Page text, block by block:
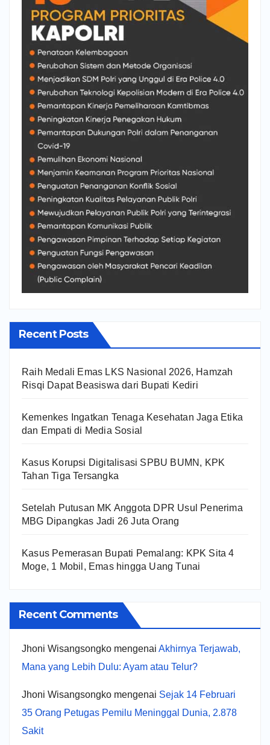
Recent Posts
Raih Medali Emas LKS Nasional 2026, Hamzah
Risqi Dapat Beasiswa dari Bupati Kediri
Kemenkes Ingatkan Tenaga Kesehatan Jaga Etika
dan Empati di Media Sosial
Kasus Korupsi Digitalisasi SPBU BUMN, KPK
Tahan Tiga Tersangka
Setelah Putusan MK Anggota DPR Usul Penerima
MBG Dipangkas Jadi 26 Juta Orang
Kasus Pemerasan Bupati Pemalang: KPK Sita 4
Moge, 1 Mobil, Emas hingga Uang Tunai
Recent Comments
Jhoni Wisangsongko mengenai Akhirnya Terjawab,
Mana yang Lebih Dulu: Ayam atau Telur?
Jhoni Wisangsongko mengenai Sejak 14 Februari
35 Orang Petugas Pemilu Meninggal Dunia, 2.878
Sakit